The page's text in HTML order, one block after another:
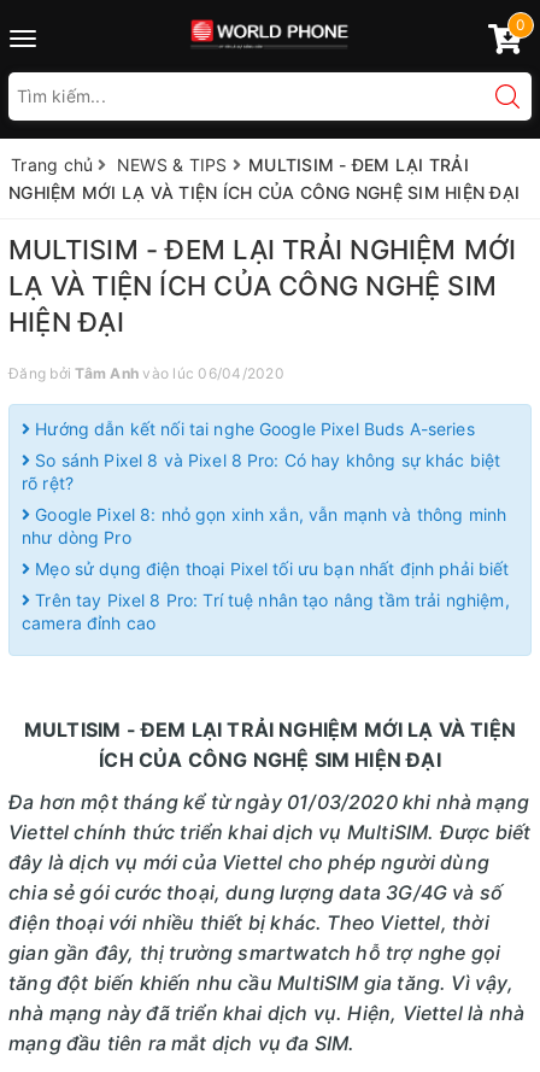
Toggle
0
Trang chủ NEWS & TIPS
MULTISIM - ĐEM LẠI TRẢI
NGHIỆM MỚI LẠ VÀ TIỆN ÍCH CỦA CÔNG NGHỆ SIM HIỆN ĐẠI
MULTISIM - ĐEM LẠI TRẢI NGHIỆM MỚI
LẠ VÀ TIỆN ÍCH CỦA CÔNG NGHỆ SIM
HIỆN ĐẠI
Đăng bởiTâm Anh vào lúc 06/04/2020
Hướng dẫn kết nối tai nghe Google Pixel Buds A-series
So sánh Pixel 8 và Pixel 8 Pro: Có hay không sự khác biệt
rõ rệt?
Google Pixel 8: nhỏ gọn xinh xắn, vẫn mạnh và thông minh
như dòng Pro
Mẹo sử dụng điện thoại Pixel tối ưu bạn nhất định phải biết
Trên tay Pixel 8 Pro: Trí tuệ nhân tạo nâng tầm trải nghiệm,
camera đỉnh cao
MULTISIM - ĐEM LẠI TRẢI NGHIỆM MỚI LẠ VÀ TIỆN
ÍCH CỦA CÔNG NGHỆ SIM HIỆN ĐẠI
Đa hơn một tháng kể từ ngày 01/03/2020 khi nhà mạng
Viettel chính thức triển khai dịch vụ MultiSIM. Được biết
đây là dịch vụ mới của Viettel cho phép người dùng
chia sẻ gói cước thoại, dung lượng data 3G/4G và số
điện thoại với nhiều thiết bị khác. Theo Viettel, thời
gian gần đây, thị trường smartwatch hỗ trợ nghe gọi
tăng đột biến khiến nhu cầu MultiSIM gia tăng. Vì vậy,
nhà mạng này đã triển khai dịch vụ. Hiện, Viettel là nhà
mạng đầu tiên ra mắt dịch vụ đa SIM.